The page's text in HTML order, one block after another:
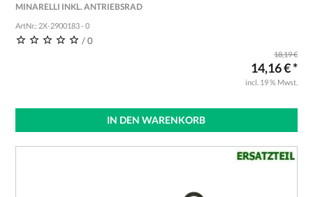
MINARELLI INKL. ANTRIEBSRAD
ArtNr.: 2X-2900183 - 0
/ 0
18,19 €
14,16 € *
incl. 19 % Mwst.
IN DEN WARENKORB